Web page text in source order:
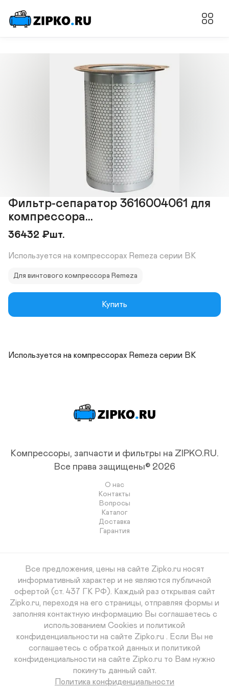
Фильтр-cепаратор 3616004061 для
компрессора...
36432 ₽шт.
Используется на компрессорах Remeza cерии ВК
Для винтового компрессора Remeza
Купить
Используется на компрессорах Remeza cерии ВК
Компрессоры, запчасти и фильтры на ZIPKO.RU.
Все права защищены© 2026
О нас
Контакты
Вопросы
Каталог
Доставка
Гарантия
Все предложения, цены на сайте Zipko.ru носят
информативный характер и не являются публичной
офертой (ст. 437 ГК РФ). Каждый раз открывая сайт
Zipko.ru, переходя на его страницы, отправляя формы и
заполняя контактную информацию Вы соглашаетесь с
использованием Cookies и политикой
конфиденциальности на сайте Zipko.ru . Если Вы не
соглашаетесь с обраткой данных и политикой
конфиденциальности на сайте Zipko.ru то Вам нужно
покинуть данный сайт.
Политика конфиденциальности